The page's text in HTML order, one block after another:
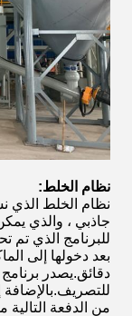
نظام الخلط:
نظام الخلط الذي
جاذبي ، والذي
دقائق.يصدر
للتصريف.بالإضافة
من الدفعة التالية